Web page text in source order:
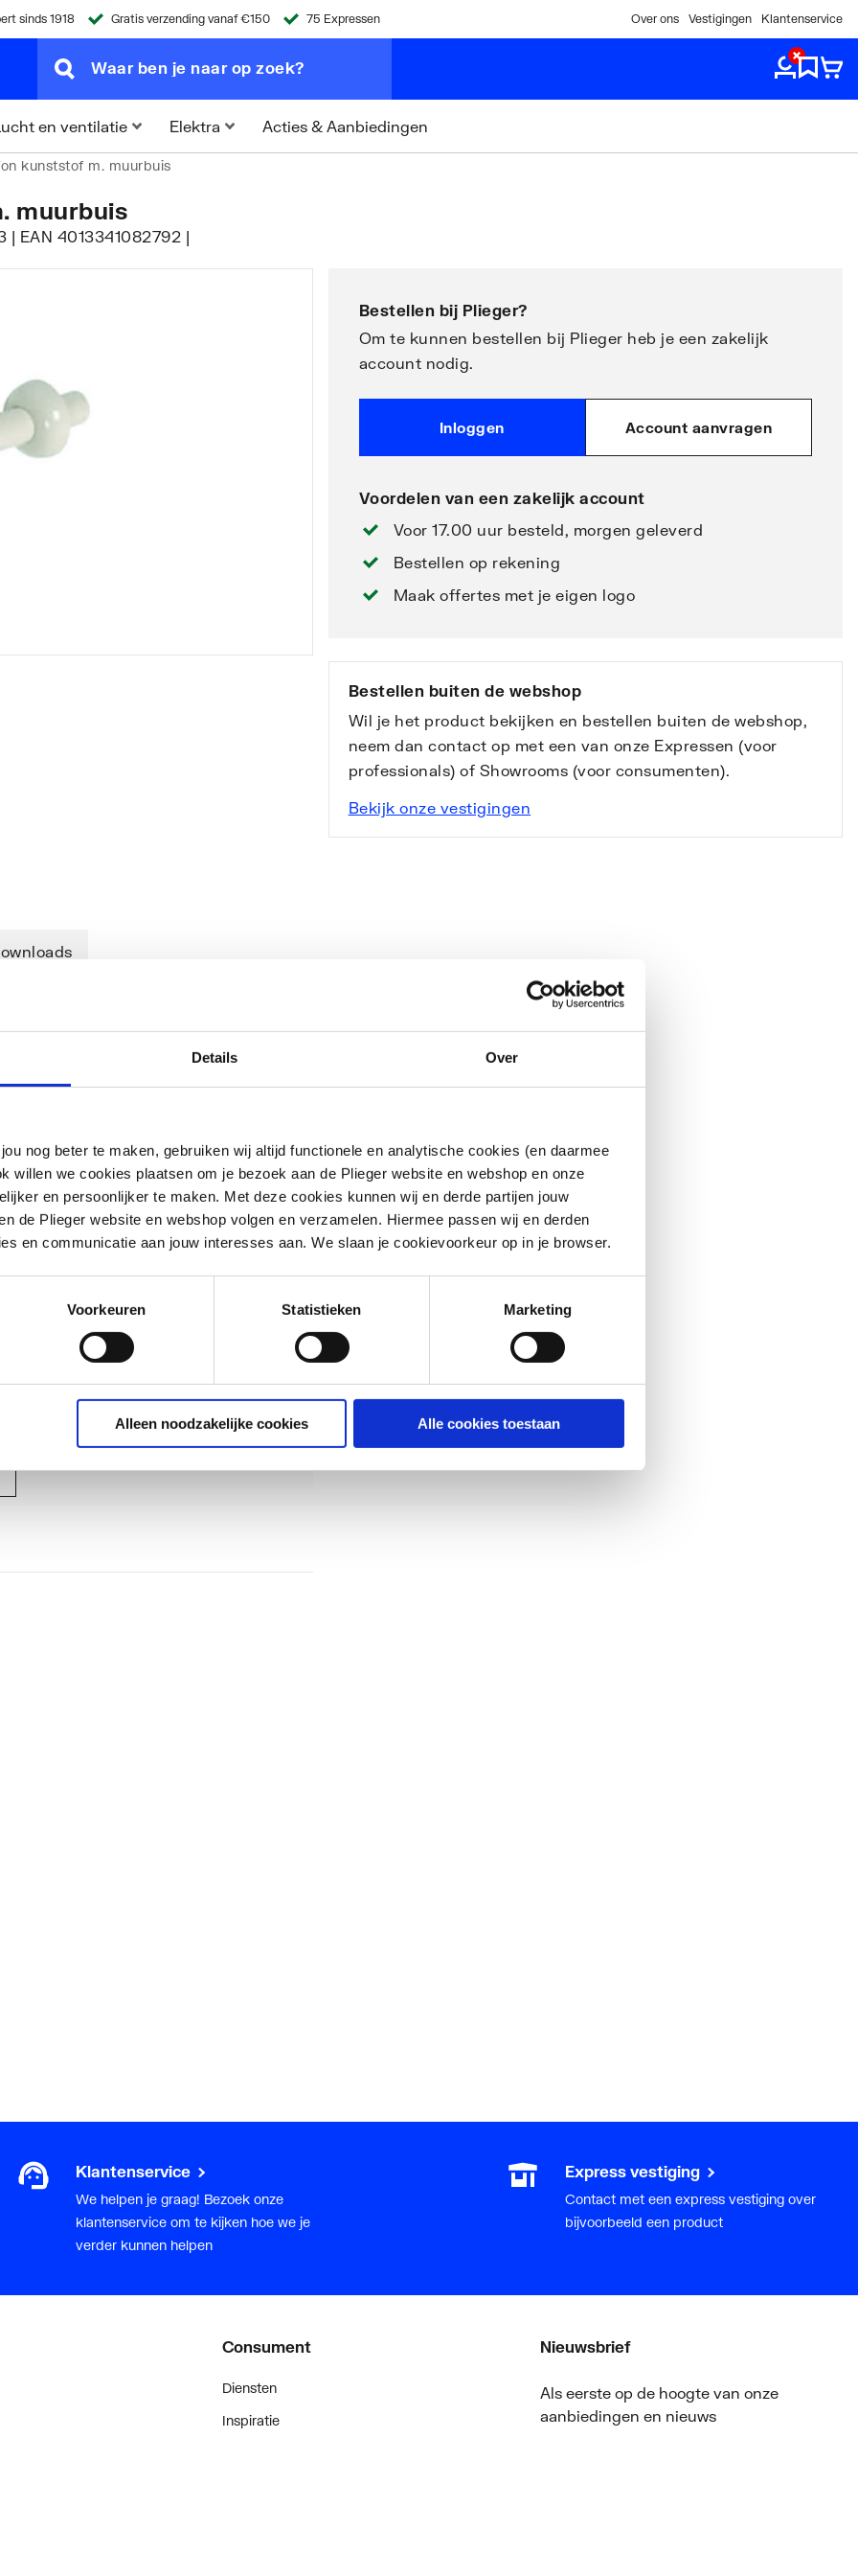
Details Over
nog beter te maken, gebruiken wij altijd functionele en analytische cookies (en daarmee
willen we cookies plaatsen om je bezoek aan de Plieger website en webshop en onze
en persoonlijker te maken. Met deze cookies kunnen wij en derde partijen jouw
de Plieger website en webshop volgen en verzamelen. Hiermee passen wij en derden
en communicatie aan jouw interesses aan. We slaan je cookievoorkeur op in je browser.
Voorkeuren Statistieken Marketing
Alleen noodzakelijke cookies Alle cookies toestaan
sinds 1918 Gratis verzending vanaf €150 75 Expressen Over ons Vestigingen Klantenservice
en ventilatie Elektra Acties & Aanbiedingen
kunststof m. muurbuis
muurbuis
EAN 4013341082792 |
Bestellen bij Plieger?
Om te kunnen bestellen bij Plieger heb je een zakelijk
account nodig.
Inloggen Account aanvragen
Voordelen van een zakelijk account
Voor 17.00 uur besteld, morgen geleverd
Bestellen op rekening
Maak offertes met je eigen logo
Bestellen buiten de webshop
Wil je het product bekijken en bestellen buiten de webshop,
neem dan contact op met een van onze Expressen (voor
professionals) of Showrooms (voor consumenten).
Bekijk onze vestigingen
goed en zorgvuldig aan op de
uit kunststof. Dankzij het witte
uit.
Klantenservice
We helpen je graag! Bezoek onze
klantenservice om te kijken hoe we je
verder kunnen helpen
Express vestiging
Contact met een express vestiging over
bijvoorbeeld een product
Consument
Diensten
Inspiratie
Nieuwsbrief
Als eerste op de hoogte van onze
aanbiedingen en nieuws